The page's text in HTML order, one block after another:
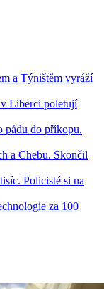
a Týništěm vyráží
v Liberci poletují
pádu do příkopu.
a Chebu. Skončil
Policisté si na
za 100